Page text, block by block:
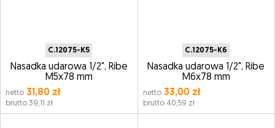
C.12075-K5
Nasadka udarowa 1/2", Ribe
M5x78 mm
netto 31,80 zł
brutto 39,11 zł
C.12075-K6
Nasadka udarowa 1/2", Ribe
M6x78 mm
netto33,00 zł
brutto 40,59 zł